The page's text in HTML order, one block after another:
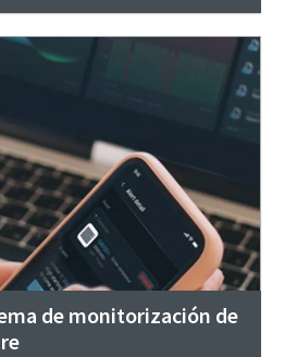
de monitorización de